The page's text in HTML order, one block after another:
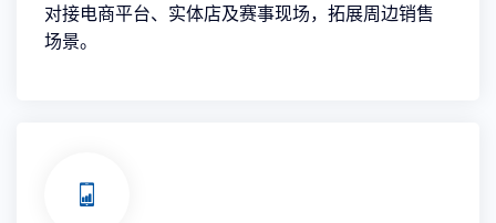
对接电商平台、实体店及赛事现场，拓展周边销售
场景。